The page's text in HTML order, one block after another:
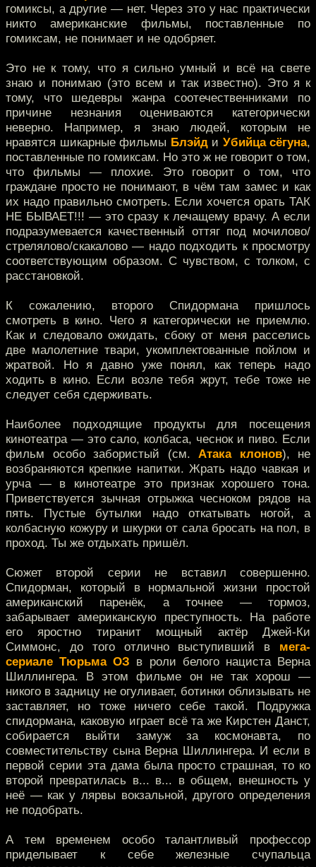
гомиксы, а другие — нет. Через это у нас практически
никто американские фильмы, поставленные по
гомиксам, не понимает и не одобряет.
Это не к тому, что я сильно умный и всё на свете
знаю и понимаю (это всем и так известно). Это я к
тому, что шедевры жанра соотечественниками по
причине незнания оцениваются категорически
неверно. Например, я знаю людей, которым не
нравятся шикарные фильмы Блэйди Убийца сёгуна,
поставленные по гомиксам. Но это ж не говорит о том,
что фильмы — плохие. Это говорит о том, что
граждане просто не понимают, в чём там замес и как
их надо правильно смотреть. Если хочется орать ТАК
НЕ БЫВАЕТ!!! — это сразу к лечащему врачу. А если
подразумевается качественный оттяг под мочилово/
стрелялово/скакалово — надо подходить к просмотру
соответствующим образом. С чувством, с толком, с
расстановкой.
К сожалению, второго Спидормана пришлось
смотреть в кино. Чего я категорически не приемлю.
Как и следовало ожидать, сбоку от меня расселись
две малолетние твари, укомплектованные пойлом и
жратвой. Но я давно уже понял, как теперь надо
ходить в кино. Если возле тебя жрут, тебе тоже не
следует себя сдерживать.
Наиболее подходящие продукты для посещения
кинотеатра — это сало, колбаса, чеснок и пиво. Если
фильм особо забористый (см. Атака клонов), не
возбраняются крепкие напитки. Жрать надо чавкая и
урча — в кинотеатре это признак хорошего тона.
Приветствуется зычная отрыжка чесноком рядов на
пять. Пустые бутылки надо откатывать ногой, а
колбасную кожуру и шкурки от сала бросать на пол, в
проход. Ты же отдыхать пришёл.
Сюжет второй серии не вставил совершенно.
Спидорман, который в нормальной жизни простой
американский паренёк, а точнее — тормоз,
забарывает американскую преступность. На работе
его яростно тиранит мощный актёр Джей-Ки
Симмонс, до того отлично выступивший в мега-
сериале Тюрьма ОЗ в роли белого нациста Верна
Шиллингера. В этом фильме он не так хорош —
никого в задницу не огуливает, ботинки облизывать не
заставляет, но тоже ничего себе такой. Подружка
спидормана, каковую играет всё та же Кирстен Данст,
собирается выйти замуж за космонавта, по
совместительству сына Верна Шиллингера. И если в
первой серии эта дама была просто страшная, то ко
второй превратилась в... в... в общем, внешность у
неё — как у лярвы вокзальной, другого определения
не подобрать.
А тем временем особо талантливый профессор
приделывает к себе железные счупальца